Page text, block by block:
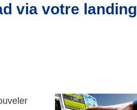
via votre landing